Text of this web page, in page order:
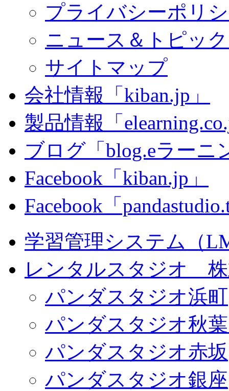
プライバシーポリ
ニュース＆トピッ
サイトマップ
会社情報「kiban.jp」
製品情報「
ブログ「blog.eラーニ
Facebook「kiban.jp」
Facebook「
学習管理システム（
レンタルスタジオ 株
パンダスタジオ浜町
パンダスタジオ秋
パンダスタジオ赤坂
パンダスタジオ銀座